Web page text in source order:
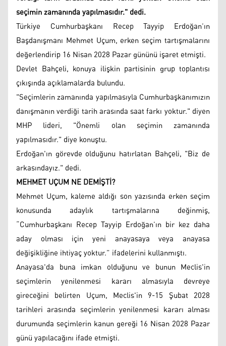
seçimin zamanında yapılmasıdır." dedi.
Türkiye Cumhurbaşkanı Recep Tayyip Erdoğan’ın
Başdanışmanı Mehmet Uçum, erken seçim tartışmalarını
değerlendirip 16 Nisan 2028 Pazar gününü işaret etmişti.
Devlet Bahçeli, konuya ilişkin partisinin grup toplantısı
çıkışında açıklamalarda bulundu.
"Seçimlerin zamanında yapılmasıyla Cumhurbaşkanımızın
danışmanın verdiği tarih arasında saat farkı yoktur." diyen
MHP lideri, "Önemli olan seçimin zamanında
yapılmasıdır." diye konuştu.
Erdoğan'ın görevde olduğunu hatırlatan Bahçeli, "Biz de
arkasındayız." dedi.
MEHMET UÇUM NE DEMİŞTİ?
Mehmet Uçum, kaleme aldığı son yazısında erken seçim
konusunda adaylık tartışmalarına değinmiş,
“Cumhurbaşkanı Recep Tayyip Erdoğan’ın bir kez daha
aday olması için yeni anayasaya veya anayasa
değişikliğine ihtiyaç yoktur.” ifadelerini kullanmıştı.
Anayasa'da buna imkan olduğunu ve bunun Meclis'in
seçimlerin yenilenmesi kararı almasıyla devreye
gireceğini belirten Uçum, Meclis'in 9-15 Şubat 2028
tarihleri arasında seçimlerin yenilenmesi kararı alması
durumunda seçimlerin kanun gereği 16 Nisan 2028 Pazar
günü yapılacağını ifade etmişti.